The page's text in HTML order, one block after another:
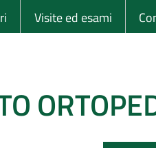
Visite ed esami